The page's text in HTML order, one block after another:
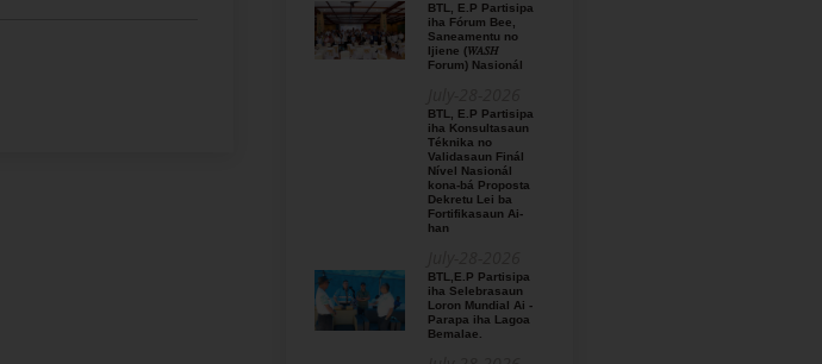
BTL, E.P Partisipa
iha Fórum Bee,
Saneamentu no
Ijiene (𝑊𝐴𝑆𝐻
Forum) Nasionál
BTL, E.P Partisipa
iha Konsultasaun
Téknika no
Validasaun Finál
Nível Nasionál
kona-bá Proposta
Dekretu Lei ba
Fortifikasaun Ai-
han
BTL,E.P Partisipa
iha Selebrasaun
Loron Mundial Ai -
Parapa iha Lagoa
Bemalae.